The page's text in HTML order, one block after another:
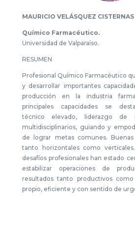
MAURICIO VELÁSQUEZ CISTERNAS
Químico Farmacéutico.
Universidad de Valparaíso.
RESUMEN
Profesional Químico Farmacéutico
y desarrollar importantes
producción en la industria
principales capacidades se
técnico elevado, liderazgo de
multidisciplinarios, guiando y
de lograr metas comunes. Buenas
tanto horizontales como
desafíos profesionales han estado
estabilizar operaciones de
resultados tanto productivos
propio, eficiente y con sentido de